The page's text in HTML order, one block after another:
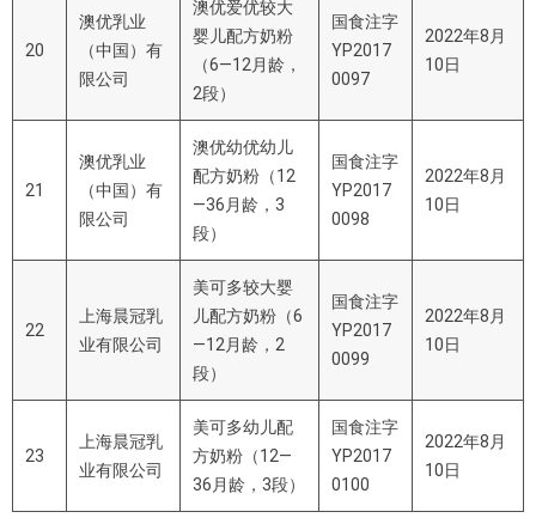
20
澳优乳业
（中国）有
限公司
澳优爱优较大
婴儿配方奶粉
（6—12 月龄，
2段）
国食注字
YP2017
0097
2022年8月
10日
21
澳优乳业
（中国）有
限公司
澳优幼优幼儿
配方奶粉（12
—36 月龄， 3
段）
国食注字
YP2017
0098
2022年8月
10日
22
上海晨冠乳
业有限公司
美可多较大婴
儿配方奶粉（6
—12 月龄， 2
段）
国食注字
YP2017
0099
2022年8月
10日
23
上海晨冠乳
业有限公司
美可多幼儿配
方奶粉（12—
36 月龄， 3段）
国食注字
YP2017
0100
2022年8月
10日